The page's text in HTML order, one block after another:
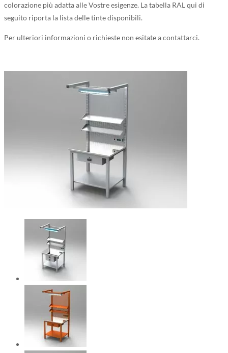
colorazione più adatta alle Vostre esigenze. La tabella RAL qui di
seguito riporta la lista delle tinte disponibili.
Per ulteriori informazioni o richieste non esitate a contattarci.